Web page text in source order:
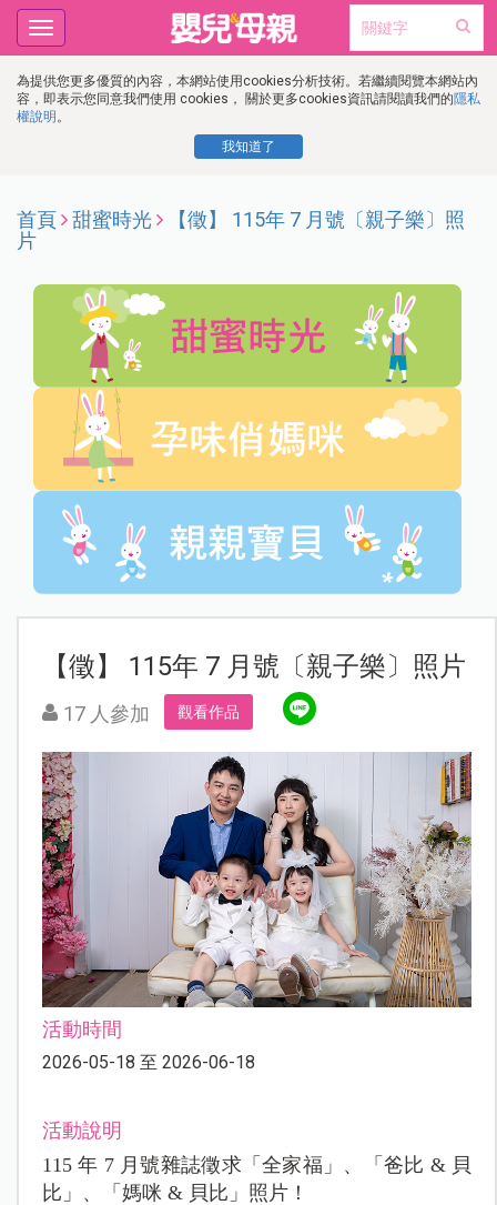
為提供您更多優質的內容，本網站使用cookies分析技術。若繼續閱覽本網站內
容，即表示您同意我們使用 cookies， 關於更多cookies資訊請閱讀我們的隱私
權說明 。
我知道了
Toggle
navigation
首頁 甜蜜時光
【徵】 115年 7 月號〔親子樂〕照
片
【徵】 115年 7 月號〔親子樂〕照片
17 人參加 觀看作品
活動時間
2026-05-18 至 2026-06-18
活動說明
115 年 7 月號雜誌徵求「全家福」、「爸比 & 貝
比」、「媽咪 & 貝比」照片！